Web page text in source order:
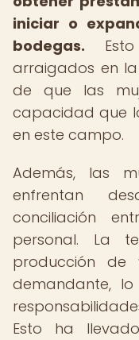
iniciar o
bodegas.
arraigados en
de que las
capacidad que
en este campo.
Además, las
enfrentan
conciliación
personal. La
producción de
demandante,
Esto ha